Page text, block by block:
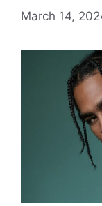
March 14,